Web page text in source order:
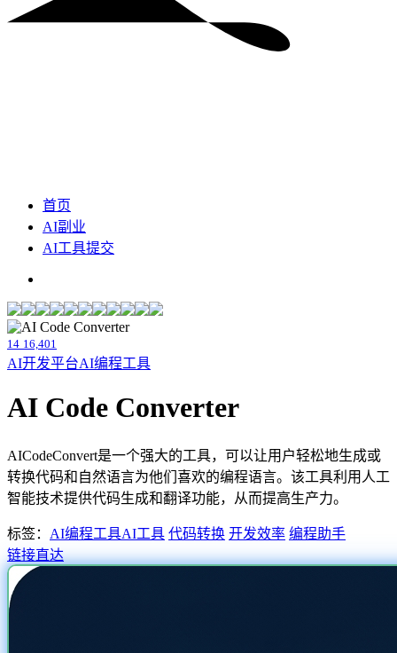
首页
AI副业
AI工具提交
14 16,401
AI开发平台AI编程工具
AI Code Converter
AICodeConvert是一个强大的工具，可以让用户轻松地生成或
转换代码和自然语言为他们喜欢的编程语言。该工具利用人工
智能技术提供代码生成和翻译功能，从而提高生产力。
标签： AI编程工具AI工具 代码转换 开发效率 编程助手
链接直达